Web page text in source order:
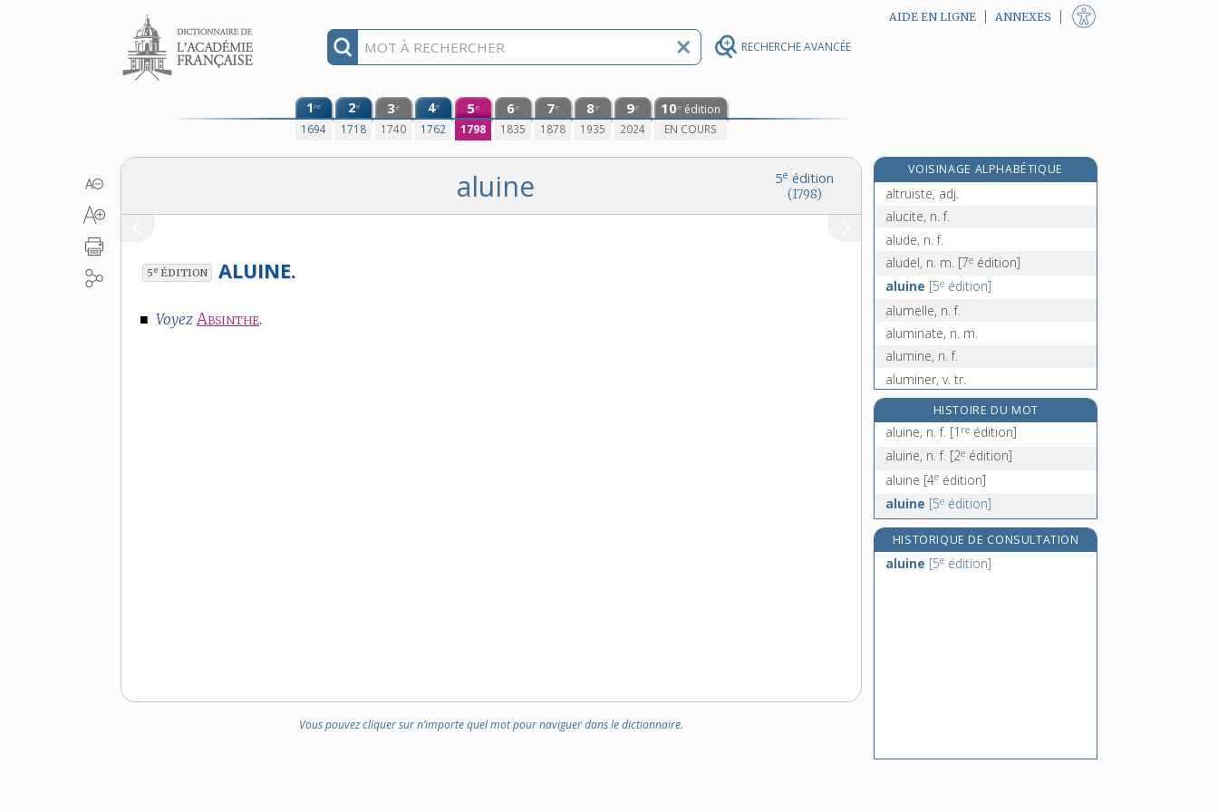
RECHERCHE AVANCÉE
Aller au contenu AIDE EN LIGNE ANNEXES
1re
1694
2e
1718
3e
1740
4e
1762
5e
1798
6e
1835
7e
1878
8e
1935
9e
2024
10e édition
EN COURS
5e édition
(1798)
aluine
5e ÉDITION ALUINE.
■ Voyez Absinthe.
Vous pouvez cliquer sur n’importe quel mot pour naviguer dans le dictionnaire.
VOISINAGE ALPHABÉTIQUE
altruisme, n. m.
altruiste, adj.
alucite, n. f.
alude, n. f.
aludel, n. m. [7e édition]
aluine [5e édition]
alumelle, n. f.
aluminate, n. m.
alumine, n. f.
aluminer, v. tr.
aluminerie, n. f.
alumineux, -euse, adj.
aluminium, n. m.
alumnat, n. m.
HISTOIRE DU MOT
aluine, n. f. [1 re édition]
aluine, n. f. [2e édition]
aluine [4e édition]
aluine [5e édition]
HISTORIQUE DE CONSULTATION
aluine [5e édition]